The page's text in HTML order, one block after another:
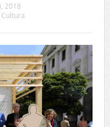
2018
Cultura